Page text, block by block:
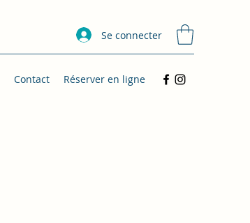
Se connecter
Contact Réserver en ligne